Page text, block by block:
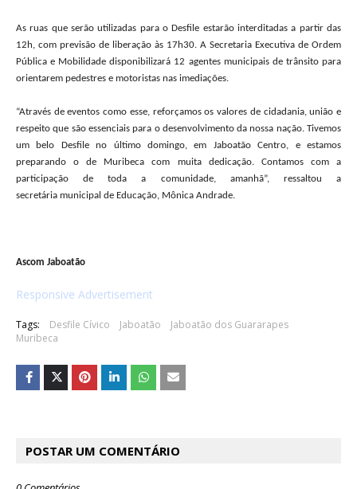
As ruas que serão utilizadas para o Desfile estarão interditadas a partir das
12h, com previsão de liberação às 17h30. A Secretaria Executiva de Ordem
Pública e Mobilidade disponibilizará 12 agentes municipais de trânsito para
orientarem pedestres e motoristas nas imediações.
“Através de eventos como esse, reforçamos os valores de cidadania, união e
respeito que são essenciais para o desenvolvimento da nossa nação. Tivemos
um belo Desfile no último domingo, em Jaboatão Centro, e estamos
preparando o de Muribeca com muita dedicação. Contamos com a
participação de toda a comunidade, amanhã”, ressaltou a
secretária municipal de Educação, Mônica Andrade.
Ascom Jaboatão
Responsive Advertisement
Tags: Desfile Cívico Jaboatão
Jaboatão dos Guararapes
Muribeca
POSTAR UM COMENTÁRIO